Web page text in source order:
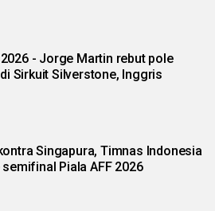
- Jorge Martin rebut pole
position di Sirkuit Silverstone, Inggris
Singapura, Timnas Indonesia
Piala AFF 2026